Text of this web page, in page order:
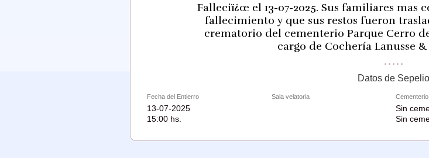
Falleciï¿œ el 13-07-2025. Sus familiares
fallecimiento y que sus restos fueron
crematorio del cementerio Parque Cerro
cargo de Cochería Lanusse
Datos de Sepelio
Fecha del Entierro
13-07-2025
15:00 hs.
Sala velatoria Cementerio:
Sin
Sin